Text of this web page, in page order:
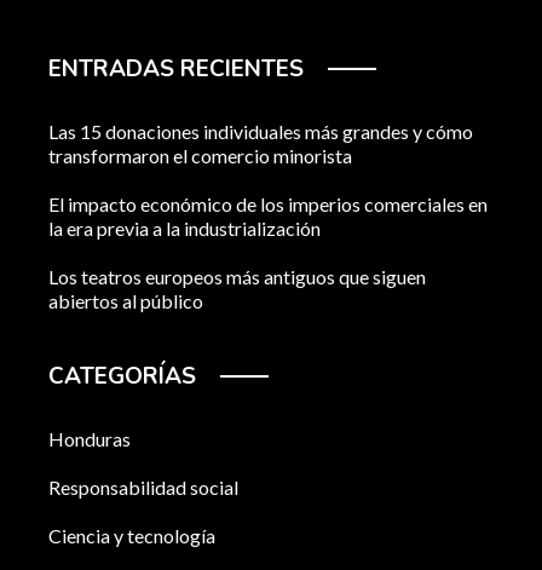
ENTRADAS RECIENTES
Las 15 donaciones individuales más grandes y cómo
transformaron el comercio minorista
El impacto económico de los imperios comerciales en
la era previa a la industrialización
Los teatros europeos más antiguos que siguen
abiertos al público
CATEGORÍAS
Honduras
Responsabilidad social
Ciencia y tecnología